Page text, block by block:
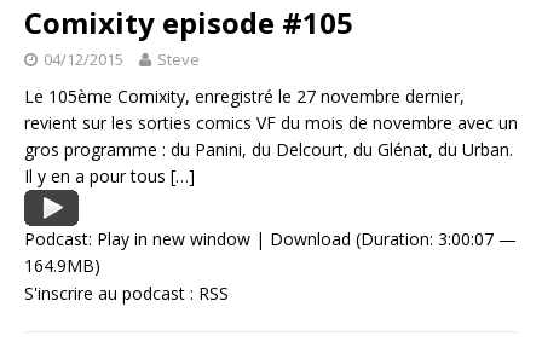
Comixity episode #105
04/12/2015 Steve
Le 105ème Comixity, enregistré le 27 novembre dernier,
revient sur les sorties comics VF du mois de novembre avec un
gros programme : du Panini, du Delcourt, du Glénat, du Urban.
Il y en a pour tous […]
Podcast: Play in new window | Download (Duration: 3:00:07 —
164.9MB)
S'inscrire au podcast : RSS